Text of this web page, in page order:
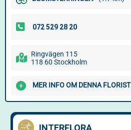
Ringvägen 115
118 60 Stockholm
MER INFO OM DENNA FLORIST